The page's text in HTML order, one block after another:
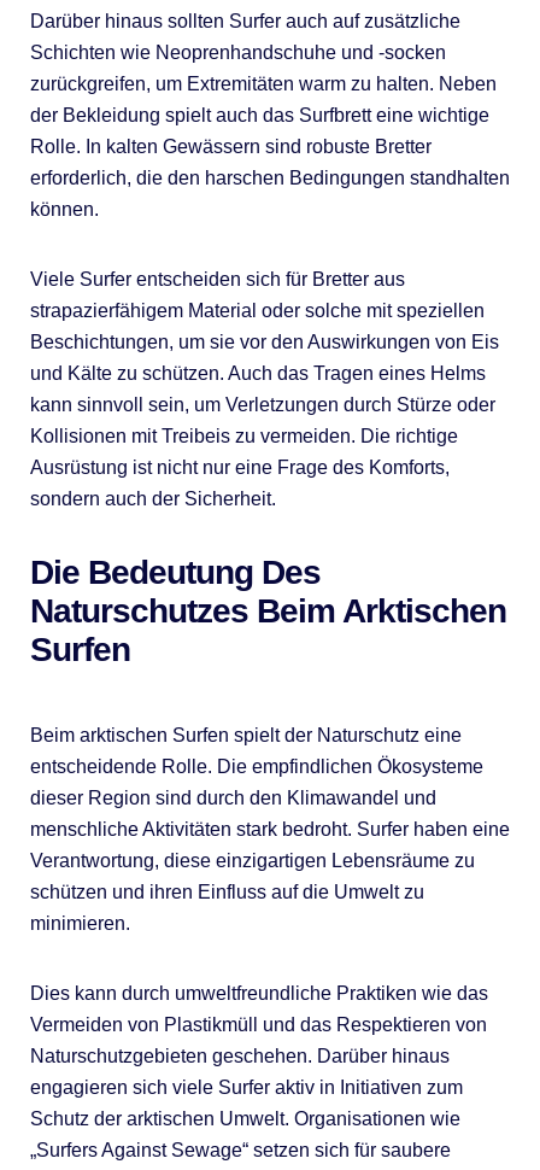
Darüber hinaus sollten Surfer auch auf zusätzliche
Schichten wie Neoprenhandschuhe und -socken
zurückgreifen, um Extremitäten warm zu halten. Neben
der Bekleidung spielt auch das Surfbrett eine wichtige
Rolle. In kalten Gewässern sind robuste Bretter
erforderlich, die den harschen Bedingungen standhalten
können.
Viele Surfer entscheiden sich für Bretter aus
strapazierfähigem Material oder solche mit speziellen
Beschichtungen, um sie vor den Auswirkungen von Eis
und Kälte zu schützen. Auch das Tragen eines Helms
kann sinnvoll sein, um Verletzungen durch Stürze oder
Kollisionen mit Treibeis zu vermeiden. Die richtige
Ausrüstung ist nicht nur eine Frage des Komforts,
sondern auch der Sicherheit.
Die Bedeutung Des
Naturschutzes Beim Arktischen
Surfen
Beim arktischen Surfen spielt der Naturschutz eine
entscheidende Rolle. Die empfindlichen Ökosysteme
dieser Region sind durch den Klimawandel und
menschliche Aktivitäten stark bedroht. Surfer haben eine
Verantwortung, diese einzigartigen Lebensräume zu
schützen und ihren Einfluss auf die Umwelt zu
minimieren.
Dies kann durch umweltfreundliche Praktiken wie das
Vermeiden von Plastikmüll und das Respektieren von
Naturschutzgebieten geschehen. Darüber hinaus
engagieren sich viele Surfer aktiv in Initiativen zum
Schutz der arktischen Umwelt. Organisationen wie
„Surfers Against Sewage“ setzen sich für saubere